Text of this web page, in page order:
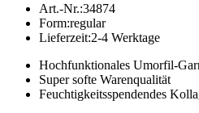
Art.-Nr.:34874
Form:regular
Lieferzeit:2-4 Werktage
Hochfunktionales Umorfil-
Super softe Warenqualität
Feuchtigkeitsspendendes